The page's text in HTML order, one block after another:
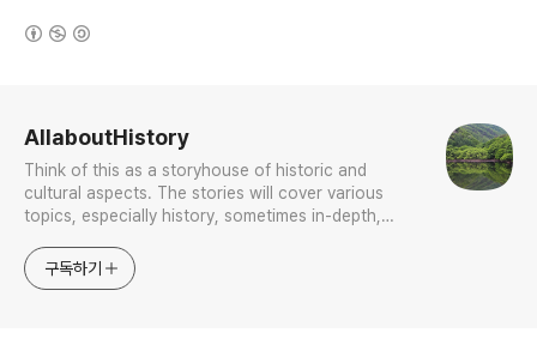
AllaboutHistory
Think of this as a storyhouse of historic and
cultural aspects. The stories will cover various
topics, especially history, sometimes in-depth,
approach will be to resist any common sense or
generalized viewpoint
구독하기